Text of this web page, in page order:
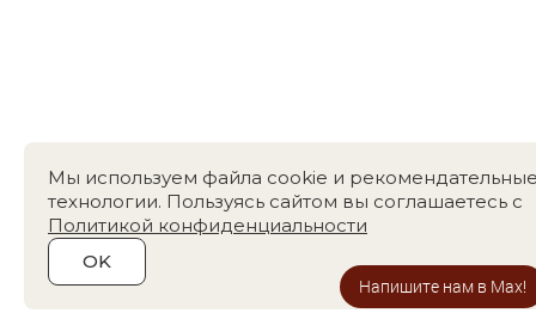
Мы используем файла cookie и
технологии. Пользуясь сайтом вы соглашаетесь с
Политикой конфиденциальности
OK
Напишите нам в Max!